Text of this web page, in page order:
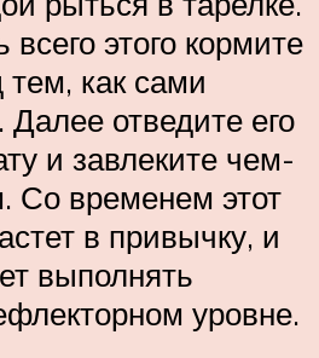
этого кормите
как сами
Далее отведите его
и завлеките чем-
Со временем этот
в привычку, и
выполнять
уровне.